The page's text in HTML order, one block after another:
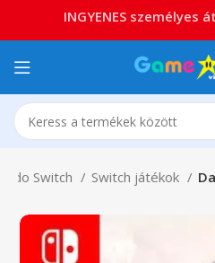
Switch Switch játékok
INGYENES személyes